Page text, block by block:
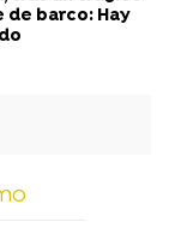
barco: Hay